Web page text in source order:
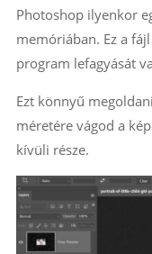
Photoshop ilyenkor
memóriában. Ez a
program lefagyását
Ezt könnyű
méretére vágod a
kívüli része.